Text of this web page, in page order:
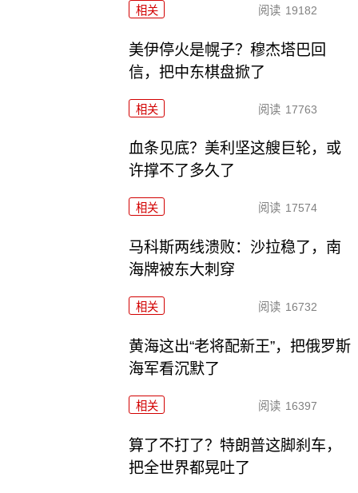
相关 阅读 19182
美伊停火是幌子？穆杰塔巴回
信，把中东棋盘掀了
相关 阅读 17763
血条见底？美利坚这艘巨轮，或
许撑不了多久了
相关 阅读 17574
马科斯两线溃败：沙拉稳了，南
海牌被东大刺穿
相关 阅读 16732
黄海这出“老将配新王”，把俄罗斯
海军看沉默了
相关 阅读 16397
算了不打了？特朗普这脚刹车，
把全世界都晃吐了